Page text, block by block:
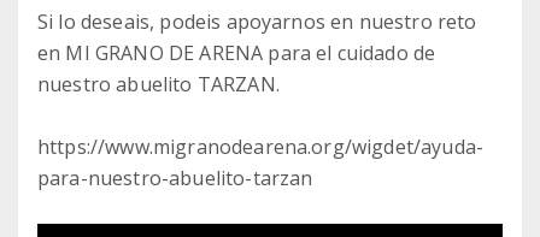
Si lo deseais, podeis apoyarnos en nuestro reto
en MI GRANO DE ARENA para el cuidado de
nuestro abuelito TARZAN.
https://www.migranodearena.org/wigdet/ayuda-
para-nuestro-abuelito-tarzan